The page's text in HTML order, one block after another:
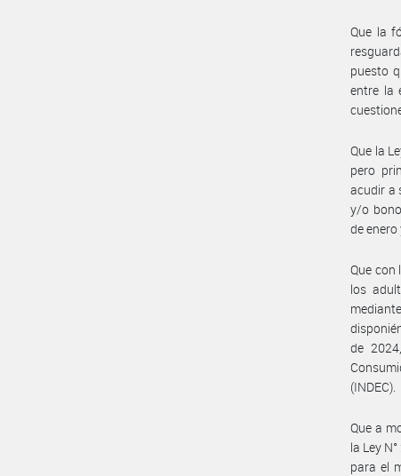
Que la
puesto
entre la
Que la
pero
acudir a
y/o
de
Que con
los
de
(INDEC).
Que a
la Ley
para el